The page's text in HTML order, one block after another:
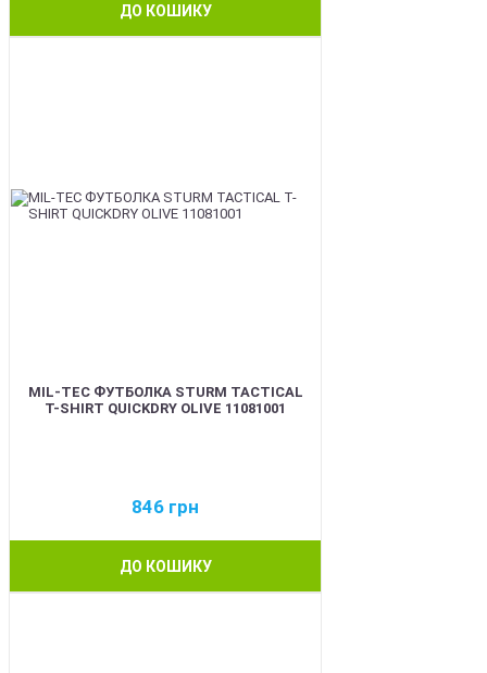
ДО КОШИКУ
MIL-TEC ФУТБОЛКА STURM TACTICAL
T-SHIRT QUICKDRY OLIVE 11081001
846 грн
ДО КОШИКУ